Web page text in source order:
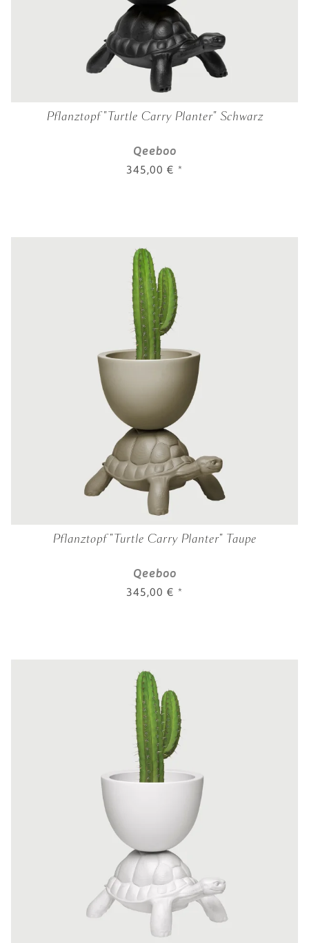
Pflanztopf "Turtle Carry Planter" Schwarz
Qeeboo
345,00 € *
Pflanztopf "Turtle Carry Planter" Taupe
Qeeboo
345,00 € *